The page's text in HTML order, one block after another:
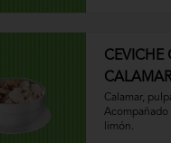
CEVICHE
CALAMAR
Calamar,
Acompañado
limón.